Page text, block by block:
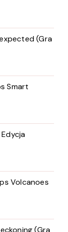
(Gra
Smart
Volcanoes
(Gra